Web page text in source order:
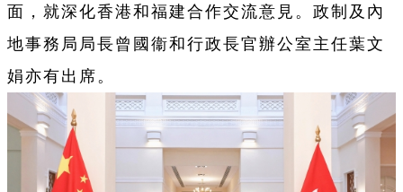
面，就深化香港和福建合作交流意見。政制及內
地事務局局長曾國衞和行政長官辦公室主任葉文
娟亦有出席。